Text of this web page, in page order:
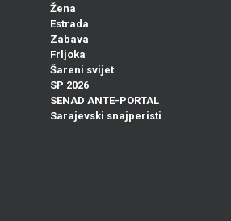
Žena
Estrada
Zabava
Frljoka
Šareni svijet
SP 2026
SENAD ANTE-PORTAL
Sarajevski snajperisti